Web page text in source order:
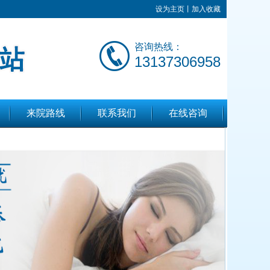
设为主页 加入收藏
咨询热线：
13137306958
来院路线 联系我们 在线咨询